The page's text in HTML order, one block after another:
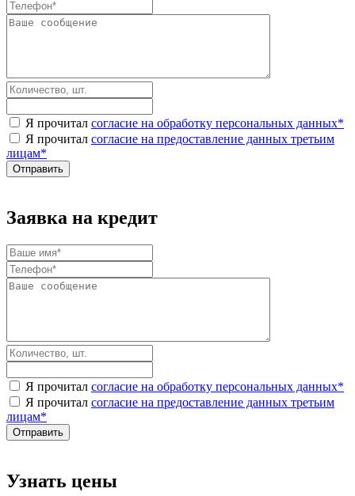
Я прочитал согласие на обработку персональных данных*
Я прочитал согласие на предоставление данных третьим
лицам*
Заявка на кредит
Я прочитал согласие на обработку персональных данных*
Я прочитал согласие на предоставление данных третьим
лицам*
Узнать цены